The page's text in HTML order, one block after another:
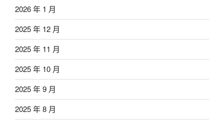
2026 年 1 月
2025 年 12 月
2025 年 11 月
2025 年 10 月
2025 年 9 月
2025 年 8 月